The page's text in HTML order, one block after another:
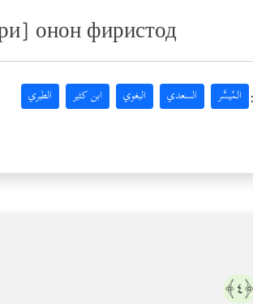
онон фиристод
المُيسَّر السعدي البغوي ابن كثير الطبري